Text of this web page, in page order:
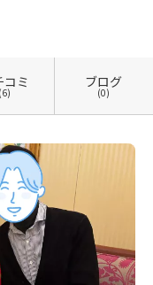
コミ
(6)
ブログ
(0)